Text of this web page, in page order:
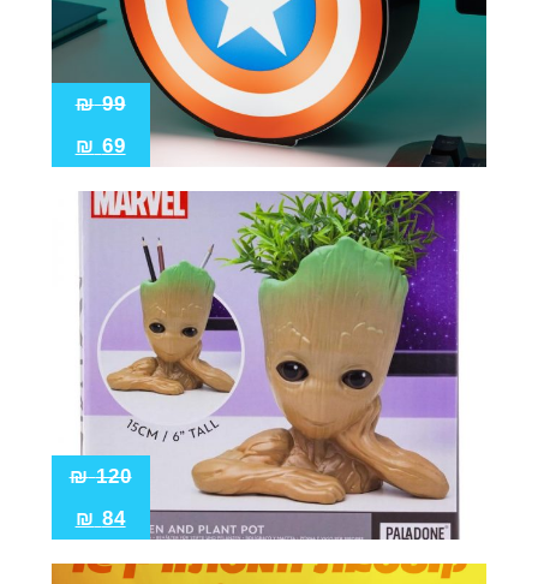
99
₪
69
₪
120
₪
84
₪